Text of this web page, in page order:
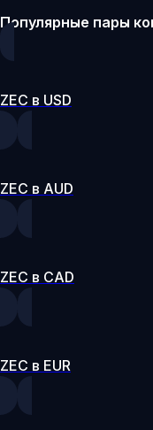
Популярные пары
ZEC в USD
ZEC в AUD
ZEC в CAD
ZEC в EUR